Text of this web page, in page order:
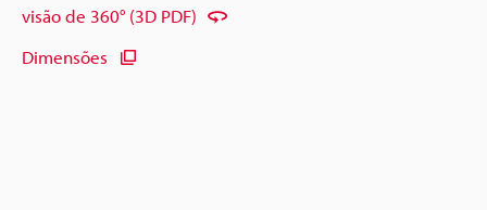
visão de 360° (3D PDF)
Dimensões